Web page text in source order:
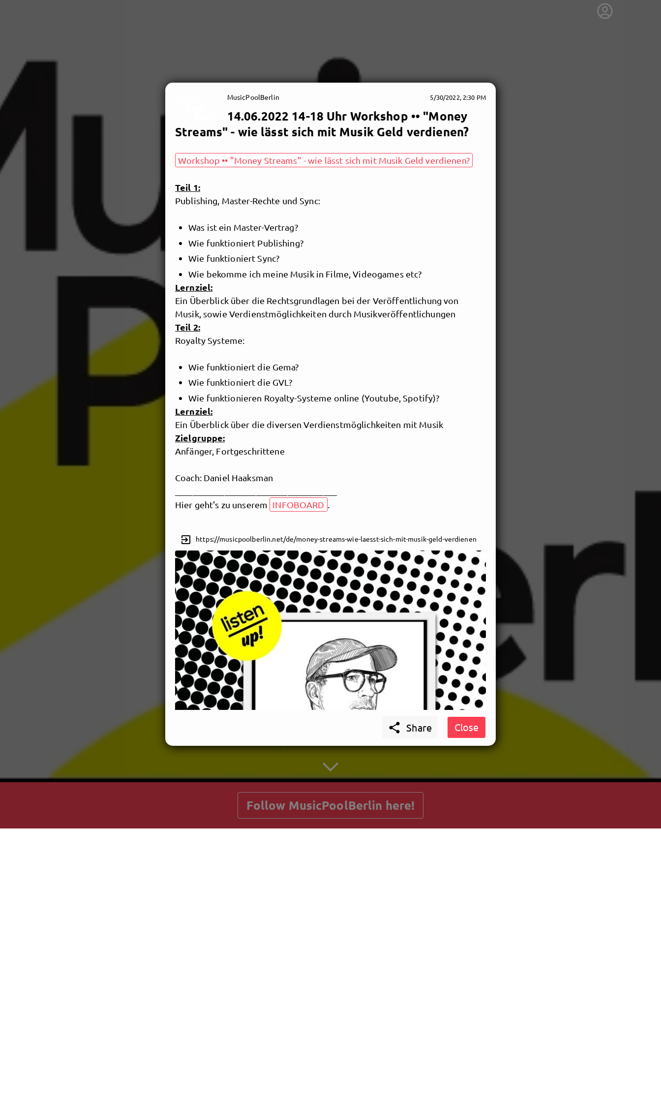
MusicPoolBerlin
Follow MusicPoolBerlin here!
MusicPoolBerlin 5/30/2022, 2:30 PM
14.06.2022 14-18 Uhr Workshop •• "Money
Streams" - wie lässt sich mit Musik Geld verdienen?
Workshop •• "Money Streams" - wie lässt sich mit Musik Geld verdienen?
Teil 1:
Publishing, Master-Rechte und Sync:
Was ist ein Master-Vertrag?
Wie funktioniert Publishing?
Wie funktioniert Sync?
Wie bekomme ich meine Musik in Filme, Videogames etc?
Lernziel:
Ein Überblick über die Rechtsgrundlagen bei der Veröffentlichung von
Musik, sowie Verdienstmöglichkeiten durch Musikveröffentlichungen
Teil 2:
Royalty Systeme:
Wie funktioniert die Gema?
Wie funktioniert die GVL?
Wie funktionieren Royalty-Systeme online (Youtube, Spotify)?
Lernziel:
Ein Überblick über die diversen Verdienstmöglichkeiten mit Musik
Zielgruppe:
Anfänger, Fortgeschrittene
Coach: Daniel Haaksman
Hier geht's zu unserem INFOBOARD
exit_to_app https://musicpoolberlin.net/de/money-streams-wie-laesst-sich-mit-musik-geld-verdienen
 Share Close